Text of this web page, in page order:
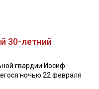
30-летний
гвардии Иосиф
ночью 22 февраля